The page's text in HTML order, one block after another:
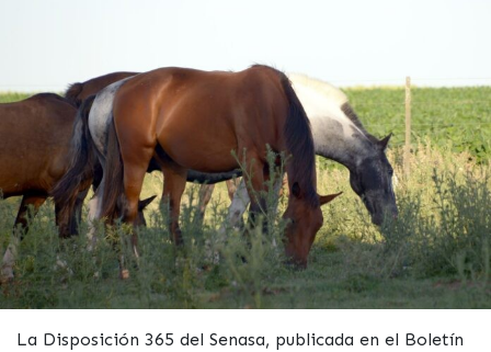
La Disposición 365 del Senasa, publicada en el Boletín